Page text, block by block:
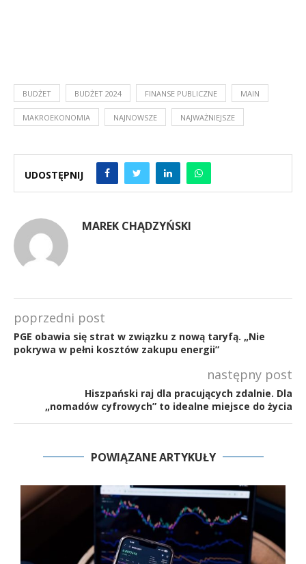
BUDŻET BUDŻET 2024 FINANSE PUBLICZNE MAIN
MAKROEKONOMIA NAJNOWSZE NAJWAŻNIEJSZE
UDOSTĘPNIJ
MAREK CHĄDZYŃSKI
poprzedni post
PGE obawia się strat w związku z nową taryfą. „Nie
pokrywa w pełni kosztów zakupu energii”
następny post
Hiszpański raj dla pracujących zdalnie. Dla
„nomadów cyfrowych” to idealne miejsce do życia
POWIĄZANE ARTYKUŁY